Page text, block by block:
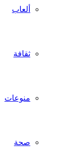
ألعاب
ثقافة
منوعات
صحة